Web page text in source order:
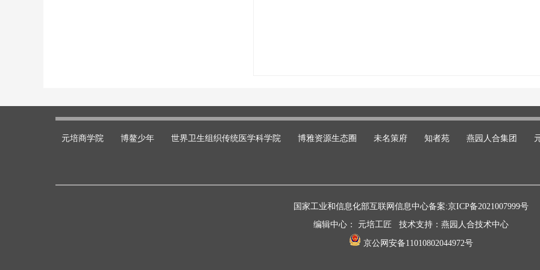
元培商学院 博鳌少年 世界卫生组织传统医学科学院 博雅资源生态圈 未名策府 知者苑 燕园人合集团
国家工业和信息化部互联网信息中心备案:京ICP备2021007999号
编辑中心： 元培工匠 技术支持：燕园人合技术中心
京公网安备11010802044972号